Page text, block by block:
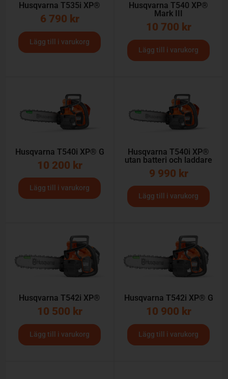
Husqvarna T535i XP®
6 790 kr
Lägg till i varukorg
Husqvarna T540 XP®
Mark III
10 700 kr
Lägg till i varukorg
Husqvarna T540i XP® G
10 200 kr
Lägg till i varukorg
Husqvarna T540i XP®
utan batteri och laddare
9 990 kr
Lägg till i varukorg
Husqvarna T542i XP®
10 500 kr
Lägg till i varukorg
Husqvarna T542i XP® G
10 900 kr
Lägg till i varukorg